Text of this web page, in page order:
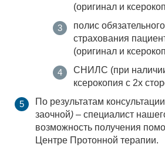
(оригинал и
полис
страхования
(оригинал и
СНИЛС (при
ксерокопия с 2х
По результатам консультации
заочной) – специалист
возможность получения
Центре Протонной терапии.